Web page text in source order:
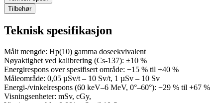
Tilbehør
Teknisk spesifikasjon
Målt mengde: Hp(10) gamma doseekvivalent
Nøyaktighet ved kalibrering (Cs-137): ±10 %
Energirespons over spesifisert område: −15 % til +40 %
Måleområde: 0,05 µSv/t – 10 Sv/t, 1 µSv – 10 Sv
Energi-/vinkelrespons (60 keV–6 MeV, 0°–60°): −29 % til +67 %
Visningsenheter: mSv, cGy,